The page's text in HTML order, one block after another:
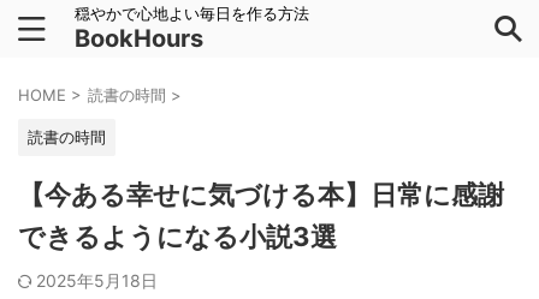
穏やかで心地よい毎日を作る方法
BookHours
HOME > 読書の時間 >
読書の時間
【今ある幸せに気づける本】日常に感謝
できるようになる小説3選
2025年5月18日